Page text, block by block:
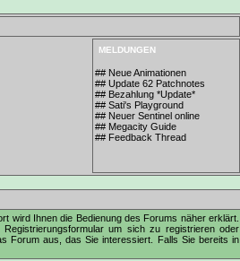
MELDUNGEN
## Neue Animationen
## Update 62 Patchnotes
## Bezahlung *Update*
## Sati's Playground
## Neuer Sentinel online
## Megacity Guide
## Feedback Thread
wird Ihnen die Bedienung des Forums näher erklärt.
Registrierungsformularum sich zu registrieren oder
Forum aus, das Sie interessiert. Falls Sie bereits in